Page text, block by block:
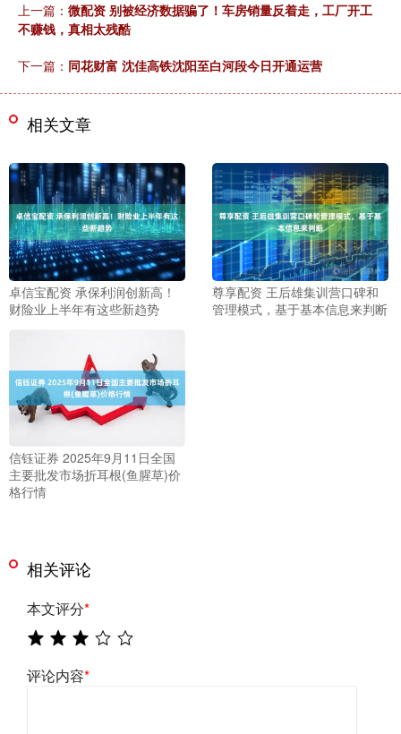
上一篇： 微配资 别被经济数据骗了！车房销量反着走，工厂开工
不赚钱，真相太残酷
下一篇： 同花财富 沈佳高铁沈阳至白河段今日开通运营
相关文章
卓信宝配资 承保利润创新高！
财险业上半年有这些新趋势
尊享配资 王后雄集训营口碑和
管理模式，基于基本信息来判断
信钰证券 2025年9月11日全国
主要批发市场折耳根(鱼腥草)价
格行情
相关评论
本文评分*
评论内容*